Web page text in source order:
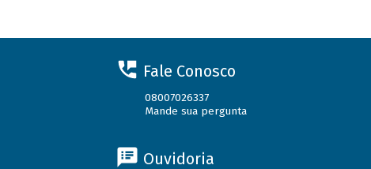
Fale Conosco
08007026337
Mande sua pergunta
Ouvidoria